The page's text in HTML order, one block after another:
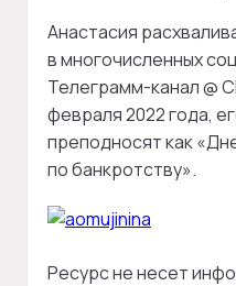
Анастасия
в многочисленных
Телеграмм-канал @
февраля 2022 года,
преподносят как
по банкротству».
Ресурс не несет